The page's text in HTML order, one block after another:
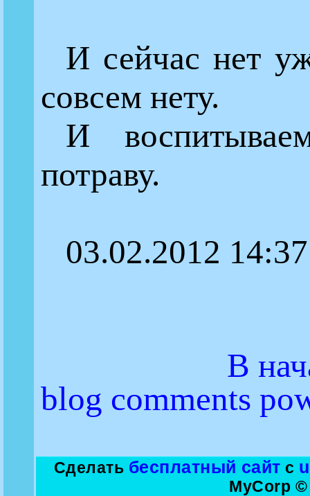
И сейчас нет
совсем нету.
И
потраву.
03.02.2012
В
blog comments
Сделать бесплатный сайт с
MyCorp ©